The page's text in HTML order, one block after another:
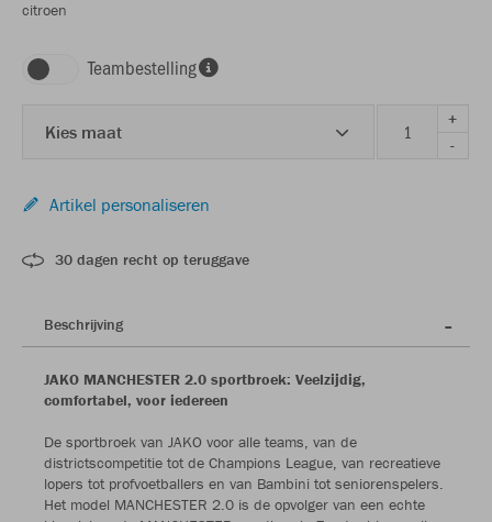
citroen
Teambestelling
Kies maat
+
-
Artikel personaliseren
30 dagen recht op teruggave
Beschrijving
JAKO MANCHESTER 2.0 sportbroek: Veelzijdig,
comfortabel, voor iedereen
De sportbroek van JAKO voor alle teams, van de
districtscompetitie tot de Champions League, van recreatieve
lopers tot profvoetballers en van Bambini tot seniorenspelers.
Het model MANCHESTER 2.0 is de opvolger van een echte